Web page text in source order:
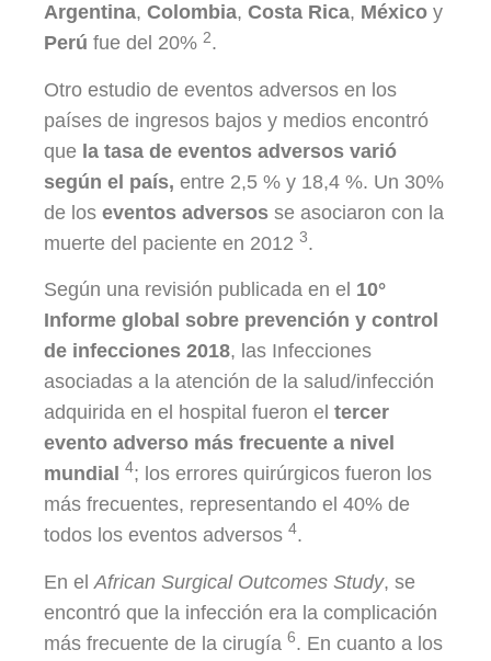
Argentina, Colombia, Costa Rica, México y
Perú fue del 20% 2.
Otro estudio de eventos adversos en los
países de ingresos bajos y medios encontró
que la tasa de eventos adversos varió
según el país, entre 2,5 % y 18,4 %. Un 30%
de los eventos adversos se asociaron con la
muerte del paciente en 2012 3.
Según una revisión publicada en el 10°
Informe global sobre prevención y control
de infecciones 2018, las Infecciones
asociadas a la atención de la salud/infección
adquirida en el hospital fueron el tercer
evento adverso más frecuente a nivel
mundial
4; los errores quirúrgicos fueron los
más frecuentes, representando el 40% de
todos los eventos adversos 4.
En el African Surgical Outcomes Study, se
encontró que la infección era la complicación
más frecuente de la cirugía 6. En cuanto a los